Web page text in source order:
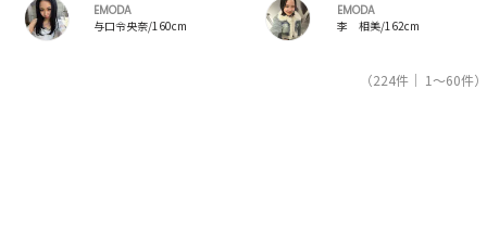
EMODA
与口令央奈/160cm
EMODA
李 相美/162cm
（224件｜ 1～60件）